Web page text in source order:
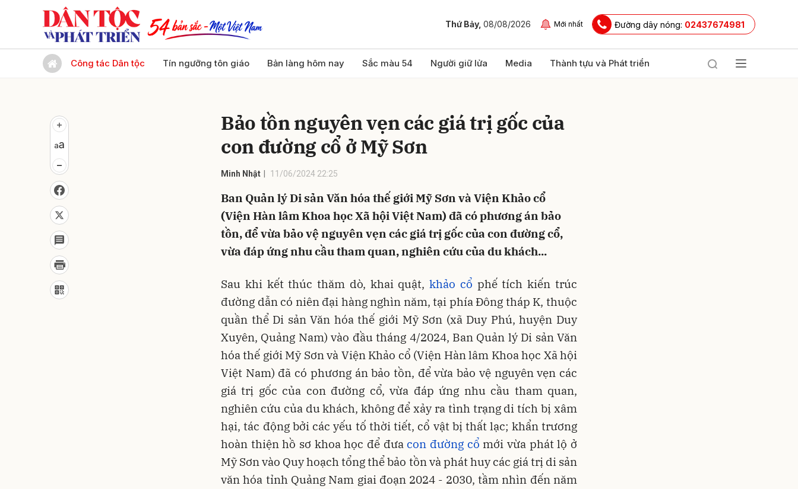
Thứ Bảy, 08/08/2026 Mới nhất Đường dây nóng: 02437674981
Công tác Dân tộc Tín ngưỡng tôn giáo Bản làng hôm nay Sắc màu 54 Người giữ lửa Media Thành tựu và Phát triển
Bảo tồn nguyên vẹn các giá trị gốc của
con đường cổ ở Mỹ Sơn
Minh Nhật 11/06/2024 22:25
Ban Quản lý Di sản Văn hóa thế giới Mỹ Sơn và Viện Khảo cổ
(Viện Hàn lâm Khoa học Xã hội Việt Nam) đã có phương án bảo
tồn, để vừa bảo vệ nguyên vẹn các giá trị gốc của con đường cổ,
vừa đáp ứng nhu cầu tham quan, nghiên cứu của du khách...
Sau khi kết thúc thăm dò, khai quật,khảo cổ phế tích kiến trúc
đường dẫn có niên đại hàng nghìn năm, tại phía Đông tháp K, thuộc
quần thể Di sản Văn hóa thế giới Mỹ Sơn (xã Duy Phú, huyện Duy
Xuyên, Quảng Nam) vào đầu tháng 4/2024, Ban Quản lý Di sản Văn
hóa thế giới Mỹ Sơn và Viện Khảo cổ (Viện Hàn lâm Khoa học Xã hội
Việt Nam) đã có phương án bảo tồn, để vừa bảo vệ nguyên vẹn các
giá trị gốc của con đường cổ, vừa đáp ứng nhu cầu tham quan,
nghiên cứu của du khách, không để xảy ra tình trạng di tích bị xâm
hại, tác động bởi các yếu tố thời tiết, cổ vật bị thất lạc; khẩn trương
hoàn thiện hồ sơ khoa học để đưacon đường cổ mới vừa phát lộ ở
Mỹ Sơn vào Quy hoạch tổng thể bảo tồn và phát huy các giá trị di sản
văn hóa tỉnh Quảng Nam giai đoạn 2024 - 2030, tầm nhìn đến năm
Gửi bình luận
Hủy Gửi